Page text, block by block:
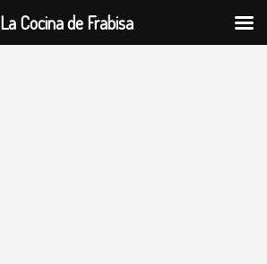
La Cocina de Frabisa